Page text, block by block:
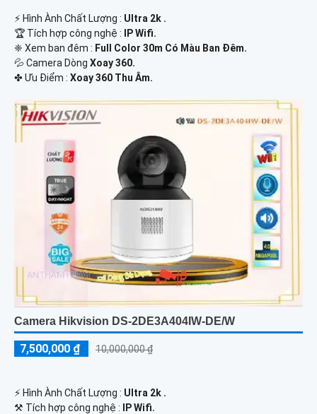
️⚡ Hình Ành Chất Lượng : Ultra 2k .
🏆 Tích hợp công nghệ :
IP Wifi.
❈ Xem ban đêm : Full Color 30m Có Màu Ban Đêm.
💦 Camera Dòng Xoay 360.
️✤ Ưu Điểm : Xoay 360 Thu Âm.
Camera Hikvision DS-2DE3A404IW-DE/W
7,500,000 ₫ 10,000,000 ₫
️⚡ Hình Ành Chất Lượng : Ultra 2k .
⚒ Tích hợp công nghệ :
IP Wifi.